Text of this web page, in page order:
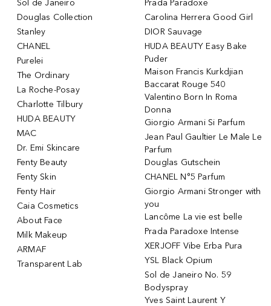
Sol de Janeiro
Douglas Collection
Stanley
CHANEL
Purelei
The Ordinary
La Roche-Posay
Charlotte Tilbury
HUDA BEAUTY
MAC
Dr. Emi Skincare
Fenty Beauty
Fenty Skin
Fenty Hair
Caia Cosmetics
About Face
Milk Makeup
ARMAF
Transparent Lab
Prada Paradoxe
Carolina Herrera Good Girl
DIOR Sauvage
HUDA BEAUTY Easy Bake
Puder
Maison Francis Kurkdjian
Baccarat Rouge 540
Valentino Born In Roma
Donna
Giorgio Armani Si Parfum
Jean Paul Gaultier Le Male Le
Parfum
Douglas Gutschein
CHANEL N°5 Parfum
Giorgio Armani Stronger with
you
Lancôme La vie est belle
Prada Paradoxe Intense
XERJOFF Vibe Erba Pura
YSL Black Opium
Sol de Janeiro No. 59
Bodyspray
Yves Saint Laurent Y